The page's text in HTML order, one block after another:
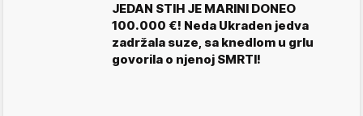
JEDAN STIH JE MARINI DONEO
100.000 €! Neda Ukraden jedva
zadržala suze, sa knedlom u grlu
govorila o njenoj SMRTI!